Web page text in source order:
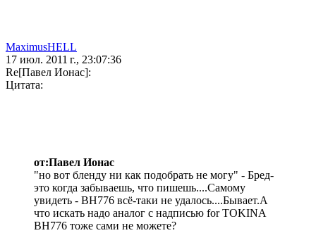
MaximusHELL
17 июл. 2011 г., 23:07:36
Re[Павел Ионас]:
Цитата:
от:Павел Ионас
"но вот бленду ни как подобрать не могу" - Бред-
это когда забываешь, что пишешь....Самому
увидеть - ВН776 всё-таки не удалось....Бывает.А
что искать надо аналог с надписью for TOKINA
ВН776 тоже сами не можете?